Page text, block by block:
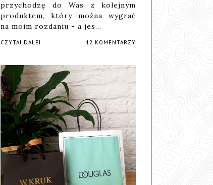
przychodzę do Was z kolejnym
produktem, który można wygrać
na moim rozdaniu - a jes…
CZYTAJ DALEJ 12 KOMENTARZY